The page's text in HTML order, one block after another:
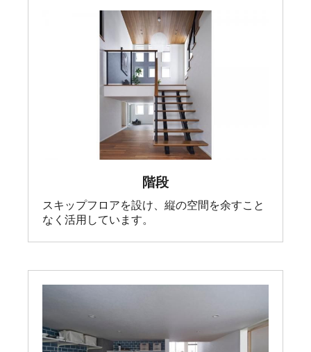
階段
スキップフロアを設け、縦の空間を余すこと
なく活用しています。